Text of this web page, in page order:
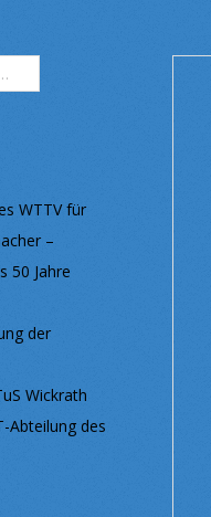
WTTV für
–
50 Jahre
der
Wickrath
Abteilung des